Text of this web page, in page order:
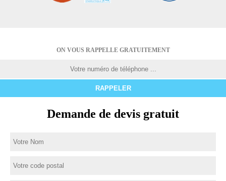
ON VOUS RAPPELLE GRATUITEMENT
Demande de devis gratuit